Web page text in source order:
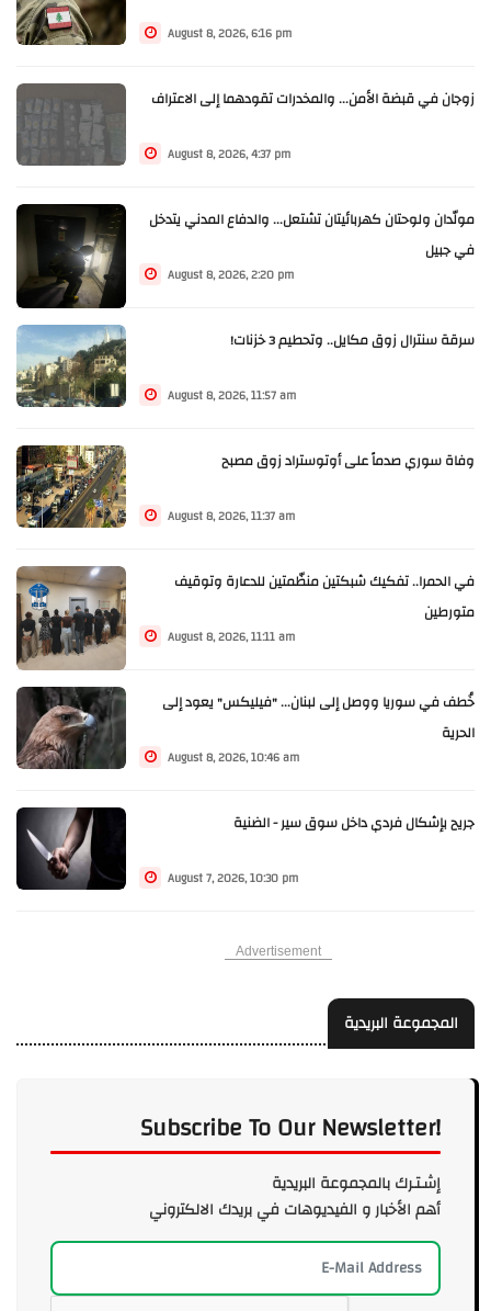
August 8, 2026, 6:16 pm
زوجان في قبضة الأمن... والمخدرات تقودهما إلى الاعتراف
August 8, 2026, 4:37 pm
مولّدان ولوحتان كهربائيتان تشتعل... والدفاع المدني يتدخل
في جبيل
August 8, 2026, 2:20 pm
سرقة سنترال زوق مكايل.. وتحطيم 3 خزنات!
August 8, 2026, 11:57 am
وفاة سوري صدماً على أوتوستراد زوق مصبح
August 8, 2026, 11:37 am
في الحمرا.. تفكيك شبكتين منظّمتين للدعارة وتوقيف
متورطين
August 8, 2026, 11:11 am
خُطف في سوريا ووصل إلى لبنان... "فيليكس" يعود إلى
الحرية
August 8, 2026, 10:46 am
جريح بإشكال فردي داخل سوق سير - الضنية
August 7, 2026, 10:30 pm
Advertisement
المجموعة البريدية
Subscribe To Our Newsletter!
إشـتـرك بالمجموعة البريدية
أهم الأخبار و الفيديوهات في بريدك الالكتروني